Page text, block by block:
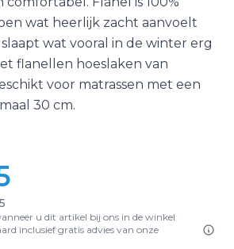
wat heerlijk zacht aanvoelt
wat vooral in de winter erg
flanellen hoeslaken van
voor matrassen met een
30 cm.
u dit artikel bij ons in de winkel
inclusief gratis advies van onze